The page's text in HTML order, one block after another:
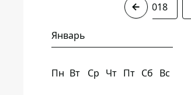
2018
Январь
Пн Вт Ср Чт Пт Сб Вс